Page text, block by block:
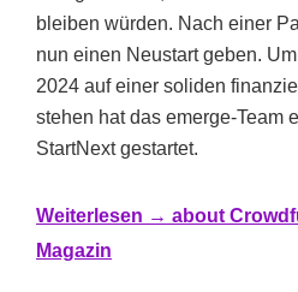
bleiben würden. Nach einer
nun einen Neustart geben.
2024 auf einer soliden
stehen hat das emerge-Team
StartNext gestartet.
Weiterlesen → about
Magazin